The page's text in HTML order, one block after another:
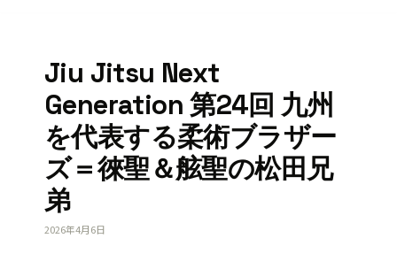
Jiu Jitsu Next
Generation 第24回 九州
を代表する柔術ブラザー
ズ＝徠聖＆舷聖の松田兄
弟
2026年4月6日